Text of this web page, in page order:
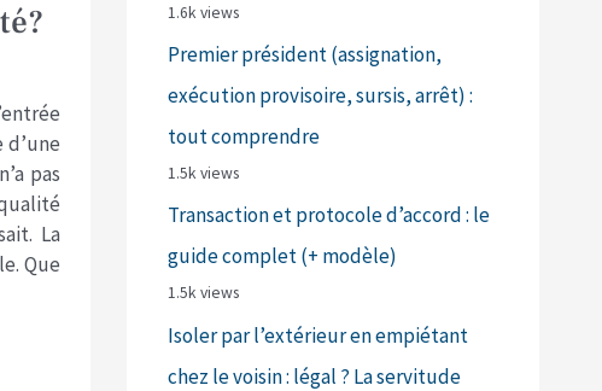
d’une
pas
La
Que
1.6k views
Premier président (assignation,
exécution provisoire, sursis, arrêt) :
tout comprendre
1.5k views
Transaction et protocole d’accord : le
guide complet (+ modèle)
1.5k views
Isoler par l’extérieur en empiétant
chez le voisin : légal ? La servitude